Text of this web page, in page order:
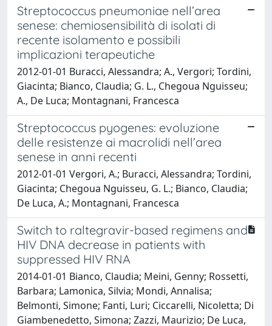
Streptococcus pneumoniae nell’area
senese: chemiosensibilità di isolati di
recente isolamento e possibili
implicazioni terapeutiche
2012-01-01 Buracci, Alessandra; A., Vergori; Tordini,
Giacinta; Bianco, Claudia; G. L., Chegoua Nguisseu;
A., De Luca; Montagnani, Francesca
Streptococcus pyogenes: evoluzione
delle resistenze ai macrolidi nell’area
senese in anni recenti
2012-01-01 Vergori, A.; Buracci, Alessandra; Tordini,
Giacinta; Chegoua Nguisseu, G. L.; Bianco, Claudia;
De Luca, A.; Montagnani, Francesca
Switch to raltegravir-based regimens and
HIV DNA decrease in patients with
suppressed HIV RNA
2014-01-01 Bianco, Claudia; Meini, Genny; Rossetti,
Barbara; Lamonica, Silvia; Mondi, Annalisa;
Belmonti, Simone; Fanti, Luri; Ciccarelli, Nicoletta; Di
Giambenedetto, Simona; Zazzi, Maurizio; De Luca,